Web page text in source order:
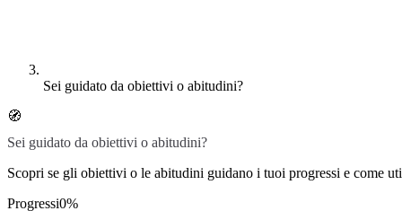
Sei guidato da obiettivi o abitudini?
🧭
Sei guidato da obiettivi o abitudini?
Scopri se gli obiettivi o le abitudini guidano i tuoi progressi e come
Progressi0%